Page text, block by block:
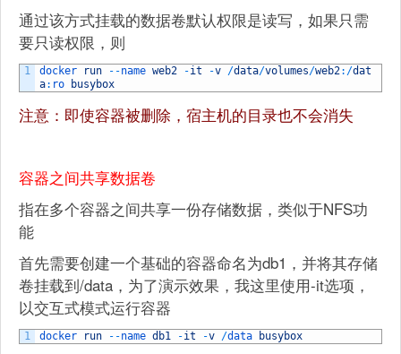
通过该方式挂载的数据卷默认权限是读写，如果只需
要只读权限，则
1 docker run --name web2 -it -v /data/volumes/web2: /dat
a: ro busybox
注意：即使容器被删除，宿主机的目录也不会消失
容器之间共享数据卷
指在多个容器之间共享一份存储数据，类似于NFS功
能
首先需要创建一个基础的容器命名为db1，并将其存储
卷挂载到/data，为了演示效果，我这里使用-it选项，
以交互式模式运行容器
1 docker run --name db1 -it -v /data busybox